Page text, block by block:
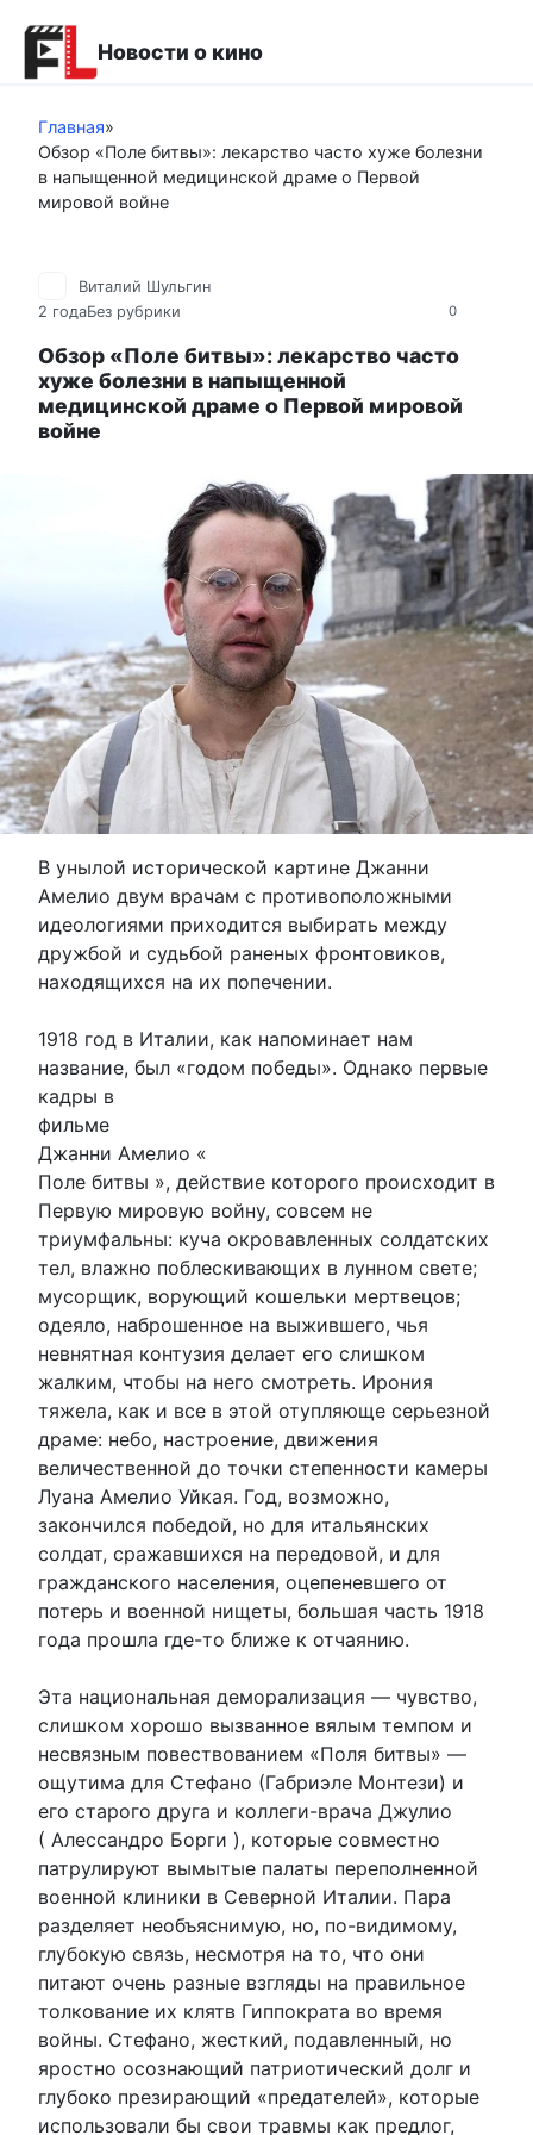
контенту
Новости о кино
Главная»
Обзор «Поле битвы»: лекарство часто хуже болезни
в напыщенной медицинской драме о Первой
мировой войне
0
Виталий Шульгин
2 годаБез рубрики
Обзор «Поле битвы»: лекарство часто
хуже болезни в напыщенной
медицинской драме о Первой мировой
войне
В унылой исторической картине Джанни
Амелио двум врачам с противоположными
идеологиями приходится выбирать между
дружбой и судьбой раненых фронтовиков,
находящихся на их попечении.
1918 год в Италии, как напоминает нам
название, был «годом победы». Однако первые
кадры в
фильме
Джанни Амелио «
Поле битвы », действие которого происходит в
Первую мировую войну, совсем не
триумфальны: куча окровавленных солдатских
тел, влажно поблескивающих в лунном свете;
мусорщик, ворующий кошельки мертвецов;
одеяло, наброшенное на выжившего, чья
невнятная контузия делает его слишком
жалким, чтобы на него смотреть. Ирония
тяжела, как и все в этой отупляюще серьезной
драме: небо, настроение, движения
величественной до точки степенности камеры
Луана Амелио Уйкая. Год, возможно,
закончился победой, но для итальянских
солдат, сражавшихся на передовой, и для
гражданского населения, оцепеневшего от
потерь и военной нищеты, большая часть 1918
года прошла где-то ближе к отчаянию.
Эта национальная деморализация — чувство,
слишком хорошо вызванное вялым темпом и
несвязным повествованием «Поля битвы» —
ощутима для Стефано (Габриэле Монтези) и
его старого друга и коллеги-врача Джулио
( Алессандро Борги ), которые совместно
патрулируют вымытые палаты переполненной
военной клиники в Северной Италии. Пара
разделяет необъяснимую, но, по-видимому,
глубокую связь, несмотря на то, что они
питают очень разные взгляды на правильное
толкование их клятв Гиппократа во время
войны. Стефано, жесткий, подавленный, но
яростно осознающий патриотический долг и
глубоко презирающий «предателей», которые
использовали бы свои травмы как предлог,